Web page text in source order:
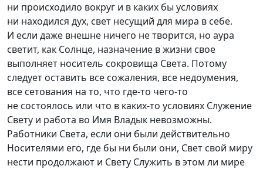
ни происходило вокруг и в каких бы условиях
ни находился дух, свет несущий для мира в себе.
И если даже внешне ничего не творится, но аура
светит, как Солнце, назначение в жизни свое
выполняет носитель сокровища Света. Потому
следует оставить все сожаления, все недоумения,
все сетования на то, что где-то чего-то
не состоялось или что в каких-то условиях Служение
Свету и работа во Имя Владык невозможны.
Работники Света, если они были действительно
Носителями его, где бы ни были они, Свет свой миру
нести продолжают и Свету Служить в этом ли мире